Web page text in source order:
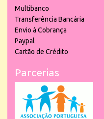
Multibanco
Transferência Bancária
Envio à Cobrança
Paypal
Cartão de Crédito
Parcerias